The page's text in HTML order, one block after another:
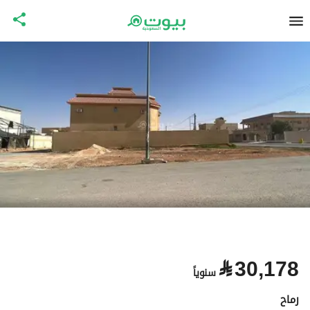
⃁30,178 سنوياً
رماح